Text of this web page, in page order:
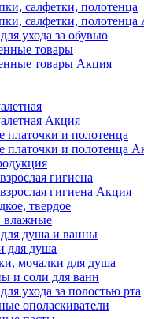
салфетки, полотенца
салфетки, полотенца
ухода за обувью
товары
товары Акция
Акция
платочки и полотенца
платочки и полотенца
гигиена
гигиена Акция
твердое
влажные
для душа и ванны
для душа
мочалки для душа
и соли для ванн
ухода за полостью рта
ополаскиватели